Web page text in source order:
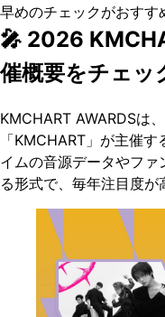
早めのチェックがおすす
🎤 2026
催概要をチェッ
KMCHART AWARDSは
「KMCHART」が主催
イムの音源データやフ
る形式で、毎年注目度が